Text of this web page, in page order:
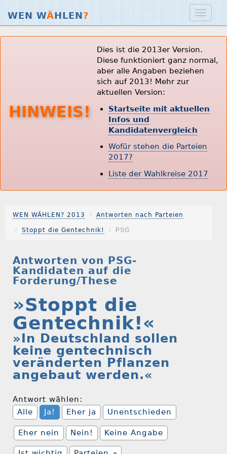
WEN WÄHLEN?
HINWEIS!
Dies ist die 2013er Version.
Diese funktioniert ganz normal,
aber alle Angaben beziehen
sich auf 2013! Mehr zur
aktuellen Version:
Startseite mit aktuellen
Infos und
Kandidatenvergleich
Wofür stehen die Parteien
2017?
Liste der Wahlkreise 2017
WEN WÄHLEN? 2013 Antworten nach Parteien
Stoppt die Gentechnik! PSG
Antworten von PSG-
Kandidaten auf die
Forderung/These
»Stoppt die
Gentechnik!«
»In Deutschland sollen
keine gentechnisch
veränderten Pflanzen
angebaut werden.«
Antwort wählen:
Alle
Ja! Eher ja Unentschieden
Eher nein Nein! Keine Angabe